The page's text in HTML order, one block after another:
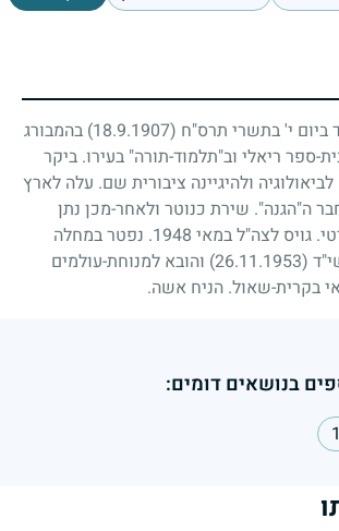
ביום י' בתשרי תרס"ח (18.9.1907)
בהמבורג
ספר ריאלי וב"תלמוד-תורה" בעירו. ביקר
ולהיגיינה ציבורית שם. עלה לארץ
ה"הגנה". שירת כנוטר ולאחר-מכן נתן
גויס לצה"ל במאי 1948. נפטר במחלה
(26.11.1953)
והובא למנוחת-עולמים
בקרית-שאול. הניח אשה.
בנושאים דומים: